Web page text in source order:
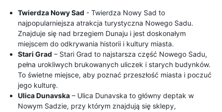
Twierdza Nowy Sad - Twierdza Nowy Sad to
najpopularniejsza atrakcja turystyczna Nowego Sadu.
Znajduje się nad brzegiem Dunaju i jest doskonałym
miejscem do odkrywania historii i kultury miasta.
Stari Grad – Stari Grad to najstarsza część Nowego Sadu,
pełna urokliwych brukowanych uliczek i starych budynków.
To świetne miejsce, aby poznać przeszłość miasta i poczuć
jego kulturę.
Ulica Dunavska – Ulica Dunavska to główny deptak w
Nowym Sadzie, przy którym znajdują się sklepy,